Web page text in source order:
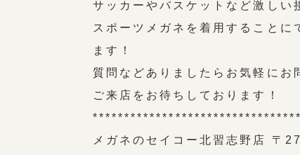
サッカーやバスケットなど激しい
スポーツメガネを着用することに
ます！
質問などありましたらお気軽にお
ご来店をお待ちしております！
メガネのセイコー北習志野店 〒